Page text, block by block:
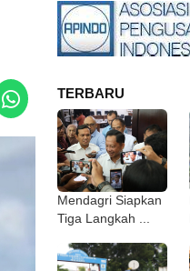
TERBARU
Mendagri Siapkan
Tiga Langkah ...